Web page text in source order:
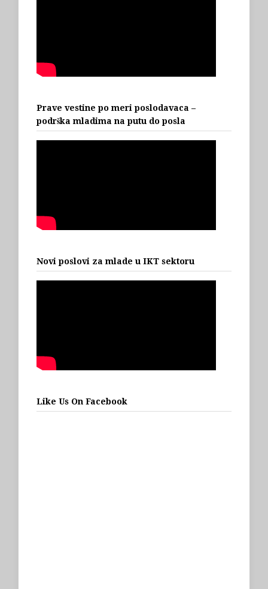
Prave vestine po meri poslodavaca –
podrška mladima na putu do posla
Novi poslovi za mlade u IKT sektoru
Like Us On Facebook